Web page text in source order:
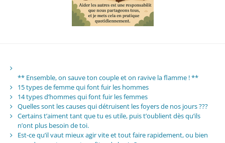
** Ensemble, on sauve ton couple et on ravive la flamme ! **
15 types de femme qui font fuir les hommes
14 types d’hommes qui font fuir les femmes
Quelles sont les causes qui détruisent les foyers de nos jours ???
Certains t’aiment tant que tu es utile, puis t’oublient dès qu’ils
n’ont plus besoin de toi.
Est-ce qu’il vaut mieux agir vite et tout faire rapidement, ou bien